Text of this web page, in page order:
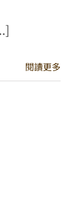
閱讀更多